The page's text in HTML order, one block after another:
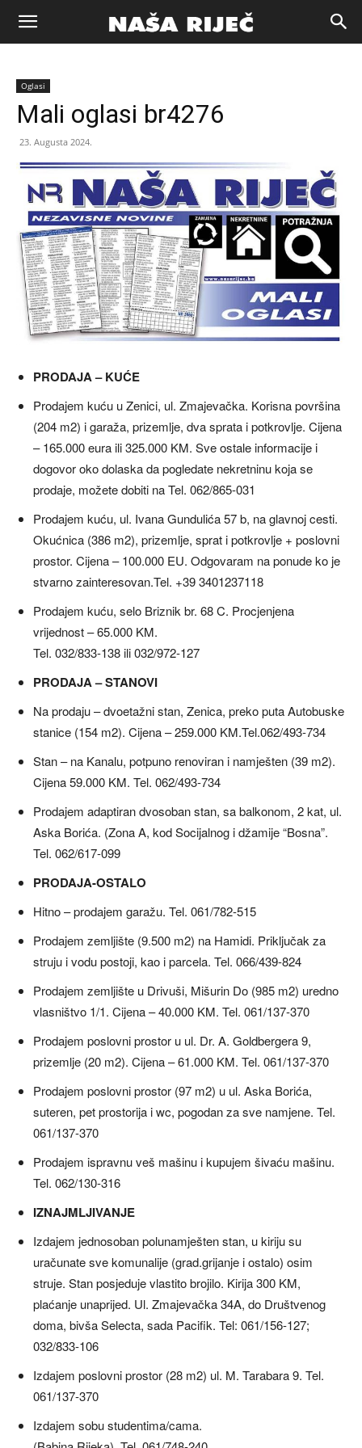
Naša
riječ
Zenica
Oglasi
Mali oglasi br4276
23. Augusta 2024.
PRODAJA – KUĆE
Prodajem kuću u Zenici, ul. Zmajevačka. Korisna površina
(204 m2) i garaža, prizemlje, dva sprata i potkrovlje. Cijena
– 165.000 eura ili 325.000 KM. Sve ostale informacije i
dogovor oko dolaska da pogledate nekretninu koja se
prodaje, možete dobiti na Tel. 062/865-031
Prodajem kuću, ul. Ivana Gundulića 57 b, na glavnoj cesti.
Okućnica (386 m2), prizemlje, sprat i potkrovlje + poslovni
prostor. Cijena – 100.000 EU. Odgovaram na ponude ko je
stvarno zainteresovan.Tel. +39 3401237118
Prodajem kuću, selo Briznik br. 68 C. Procjenjena
vrijednost – 65.000 KM.
Tel. 032/833-138 ili 032/972-127
PRODAJA – STANOVI
Na prodaju – dvoetažni stan, Zenica, preko puta Autobuske
stanice (154 m2). Cijena – 259.000 KM.Tel.062/493-734
Stan – na Kanalu, potpuno renoviran i namješten (39 m2).
Cijena 59.000 KM. Tel. 062/493-734
Prodajem adaptiran dvosoban stan, sa balkonom, 2 kat, ul.
Aska Borića. (Zona A, kod Socijalnog i džamije “Bosna”.
Tel. 062/617-099
PRODAJA-OSTALO
Hitno – prodajem garažu. Tel. 061/782-515
Prodajem zemljište (9.500 m2) na Hamidi. Priključak za
struju i vodu postoji, kao i parcela. Tel. 066/439-824
Prodajem zemljište u Drivuši, Mišurin Do (985 m2) uredno
vlasništvo 1/1. Cijena – 40.000 KM. Tel. 061/137-370
Prodajem poslovni prostor u ul. Dr. A. Goldbergera 9,
prizemlje (20 m2). Cijena – 61.000 KM. Tel. 061/137-370
Prodajem poslovni prostor (97 m2) u ul. Aska Borića,
suteren, pet prostorija i wc, pogodan za sve namjene. Tel.
061/137-370
Prodajem ispravnu veš mašinu i kupujem šivaću mašinu.
Tel. 062/130-316
IZNAJMLJIVANJE
Izdajem jednosoban polunamješten stan, u kiriju su
uračunate sve komunalije (grad.grijanje i ostalo) osim
struje. Stan posjeduje vlastito brojilo. Kirija 300 KM,
plaćanje unaprijed. Ul. Zmajevačka 34A, do Društvenog
doma, bivša Selecta, sada Pacifik. Tel: 061/156-127;
032/833-106
Izdajem poslovni prostor (28 m2) ul. M. Tarabara 9. Tel.
061/137-370
Izdajem sobu studentima/cama.